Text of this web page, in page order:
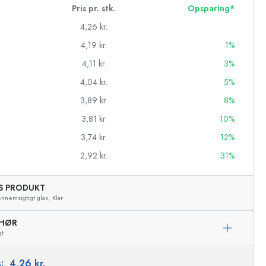
Pris pr. stk.
Opsparing*
4,26 kr.
4,19 kr.
1%
4,11 kr.
3%
4,04 kr.
5%
3,89 kr.
8%
3,81 kr.
10%
3,74 kr.
12%
2,92 kr. 31%
PRODUKT
glas, Klar